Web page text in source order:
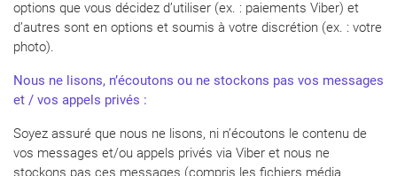
options que vous décidez d’utiliser (ex. : paiements Viber) et
d’autres sont en options et soumis à votre discrétion (ex. : votre
photo).
Nous ne lisons, n’écoutons ou ne stockons pas vos messages
et / vos appels privés :
Soyez assuré que nous ne lisons, ni n’écoutons le contenu de
vos messages et/ou appels privés via Viber et nous ne
stockons pas ces messages (compris les fichiers média